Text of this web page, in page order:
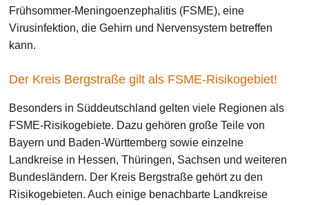
Frühsommer-Meningoenzephalitis (FSME), eine
Virusinfektion, die Gehirn und Nervensystem betreffen
kann.
Der Kreis Bergstraße gilt als FSME-Risikogebiet!
Besonders in Süddeutschland gelten viele Regionen als
FSME-Risikogebiete. Dazu gehören große Teile von
Bayern und Baden-Württemberg sowie einzelne
Landkreise in Hessen, Thüringen, Sachsen und weiteren
Bundesländern. Der Kreis Bergstraße gehört zu den
Risikogebieten. Auch einige benachbarte Landkreise